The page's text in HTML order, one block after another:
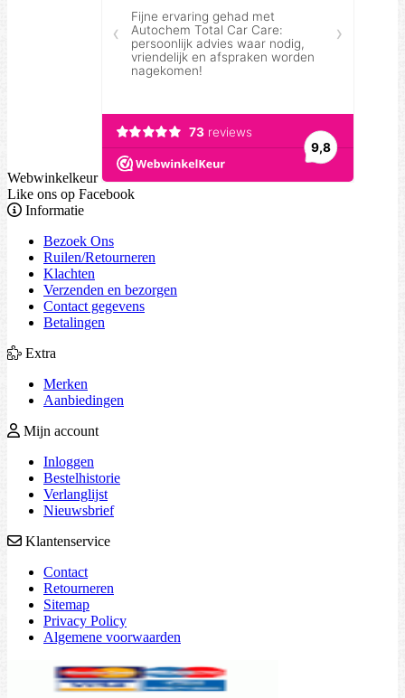
Webwinkelkeur
Like ons op Facebook
Informatie
Bezoek Ons
Ruilen/Retourneren
Klachten
Verzenden en bezorgen
Contact gegevens
Betalingen
Extra
Merken
Aanbiedingen
Mijn account
Inloggen
Bestelhistorie
Verlanglijst
Nieuwsbrief
Klantenservice
Contact
Retourneren
Sitemap
Privacy Policy
Algemene voorwaarden